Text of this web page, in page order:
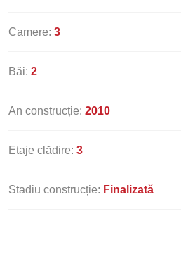
Camere: 3
Băi: 2
An construcție: 2010
Etaje clădire: 3
Stadiu construcție: Finalizată